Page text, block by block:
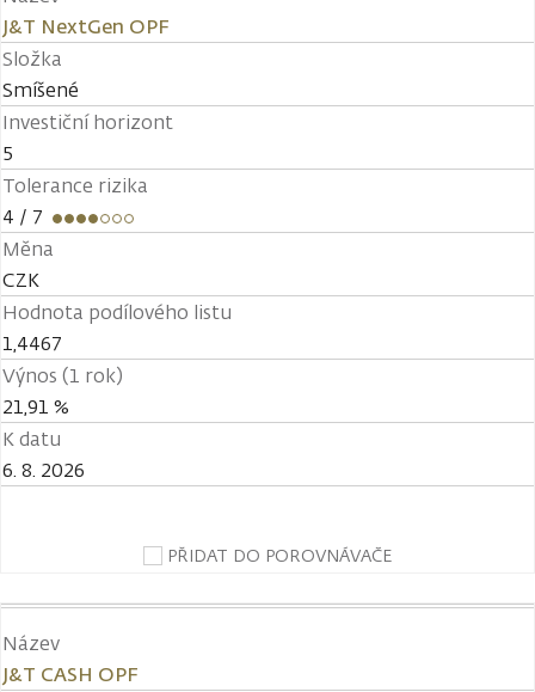
J&T NextGen OPF
Složka
Smíšené
Investiční horizont
5
Tolerance rizika
4 / 7
Měna
CZK
Hodnota podílového listu
1,4467
Výnos (1 rok)
21,91 %
K datu
6. 8. 2026
PŘIDAT DO POROVNÁVAČE
Název
J&T CASH OPF